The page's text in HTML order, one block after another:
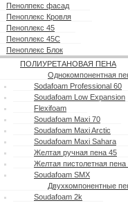
Пенолпекс фасад
Пеноплекс Кровля
Пеноплекс 45
Пеноплекс 45С
Пеноплекс Блок
ПОЛИУРЕТАНОВАЯ ПЕНА
Однокомпонентная
Sodafoam Professional 60
Soudafoam Low Expansion
Flexifoam
Soudafoam Maxi 70
Soudafoam Maxi Arctic
Soudafoam Maxi Sahara
Желтая ручная пена 45
Желтая пистолетная пена
Soudafoam SMX
Двухкомпонентные
Soudafoam 2k